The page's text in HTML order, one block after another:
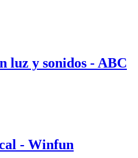
luz y sonidos - ABC
- Winfun